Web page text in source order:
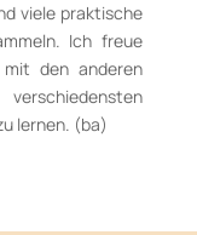
viele praktische
Ich freue
den anderen
lernen. (ba)